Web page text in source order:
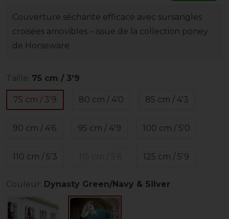
Couverture séchante efficace avec sursangles
croisées amovibles – issue de la collection poney
de Horseware
Taille: 75 cm / 3'9
75 cm / 3'9 80 cm / 4'0 85 cm / 4'3
90 cm / 4'6 95 cm / 4'9 100 cm / 5'0
110 cm / 5'3 125 cm / 5'9
Couleur: Dynasty Green/Navy & Silver